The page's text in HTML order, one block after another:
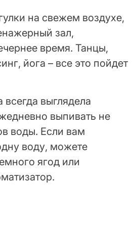
на свежем воздухе,
зал,
время. Танцы,
йога – все это пойдет
выглядела
выпивать не
воды. Если вам
воду, можете
ягод или